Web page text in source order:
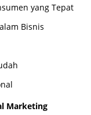
yang Tepat
Bisnis
Marketing